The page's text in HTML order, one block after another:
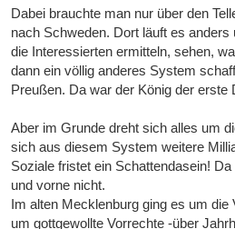
Dabei brauchte man nur über den
nach Schweden. Dort läuft es
die Interessierten ermitteln, sehen,
dann ein völlig anderes System
Preußen. Da war der König der erste
Aber im Grunde dreht sich alles um
sich aus diesem System weitere
Soziale fristet ein Schattendasein!
und vorne nicht.
Im alten Mecklenburg ging es um die
um gottgewollte Vorrechte -über